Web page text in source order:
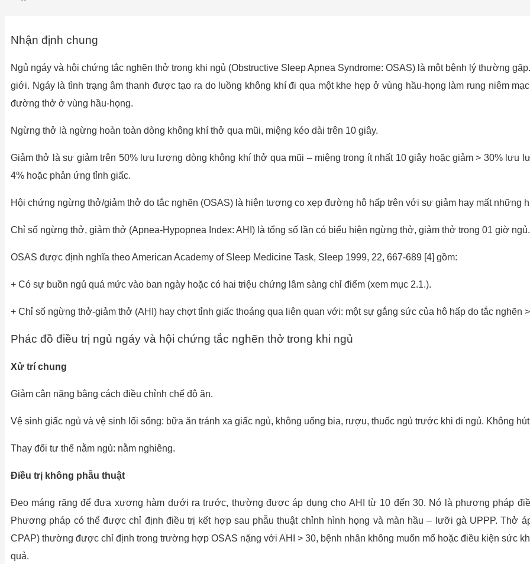
Nhận định chung
Ngủ ngáy và hội chứng tắc nghẽn thở trong khi ngủ (Obstructive Sleep Apnea Syndrome: OSAS) là một bệnh lý thường
giới. Ngáy là tình trạng âm thanh được tạo ra do luồng không khí đi qua một khe hẹp ở vùng hầu-họng làm rung niêm
đường thở ở vùng hầu-họng.
Ngừng thở là ngừng hoàn toàn dòng không khí thở qua mũi, miệng kéo dài trên 10 giây.
Giảm thở là sự giảm trên 50% lưu lượng dòng không khí thở qua mũi – miệng trong ít nhất 10 giây hoặc giảm > 30% lưu
4% hoặc phản ứng tỉnh giấc.
Hội chứng ngừng thở/giảm thở do tắc nghẽn (OSAS) là hiện tượng co xẹp đường hô hấp trên với sự giảm hay mất những
Chỉ số ngừng thở, giảm thở (Apnea-Hypopnea Index: AHI) là tổng số lần có biểu hiện ngừng thở, giảm thở trong 01 giờ ngủ.
OSAS được định nghĩa theo American Academy of Sleep Medicine Task, Sleep 1999, 22, 667-689 [4] gồm:
+ Có sự buồn ngủ quá mức vào ban ngày hoặc có hai triệu chứng lâm sàng chỉ điểm (xem mục 2.1.).
+ Chỉ số ngừng thở-giảm thở (AHI) hay chợt tỉnh giấc thoáng qua liên quan với: một sự gắng sức của hô hấp do tắc nghẽn
Phác đồ điều trị ngủ ngáy và hội chứng tắc nghẽn thở trong khi ngủ
Xử trí chung
Giảm cân nặng bằng cách điều chỉnh chế độ ăn.
Vệ sinh giấc ngủ và vệ sinh lối sống: bữa ăn tránh xa giấc ngủ, không uống bia, rượu, thuốc ngủ trước khi đi ngủ. Không
Thay đổi tư thế nằm ngủ: nằm nghiêng.
Điều trị không phẫu thuật
Đeo máng răng để đưa xương hàm dưới ra trước, thường được áp dụng cho AHI từ 10 đến 30. Nó là phương pháp
Phương pháp có thể được chỉ định điều trị kết hợp sau phẫu thuật chỉnh hình họng và màn hầu – lưỡi gà UPPP. Thở
CPAP) thường được chỉ định trong trường hợp OSAS nặng với AHI > 30, bệnh nhân không muốn mổ hoặc điều kiện sức
quả.